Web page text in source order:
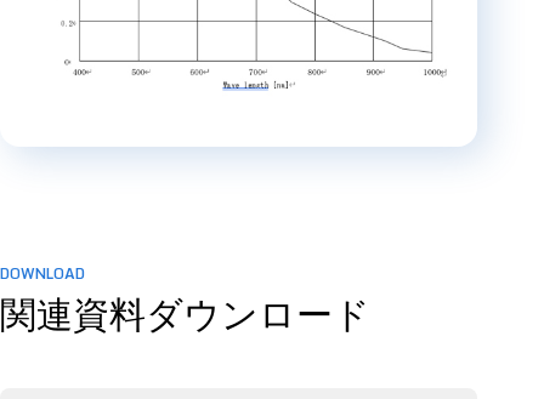
DOWNLOAD
関連資料ダウンロード